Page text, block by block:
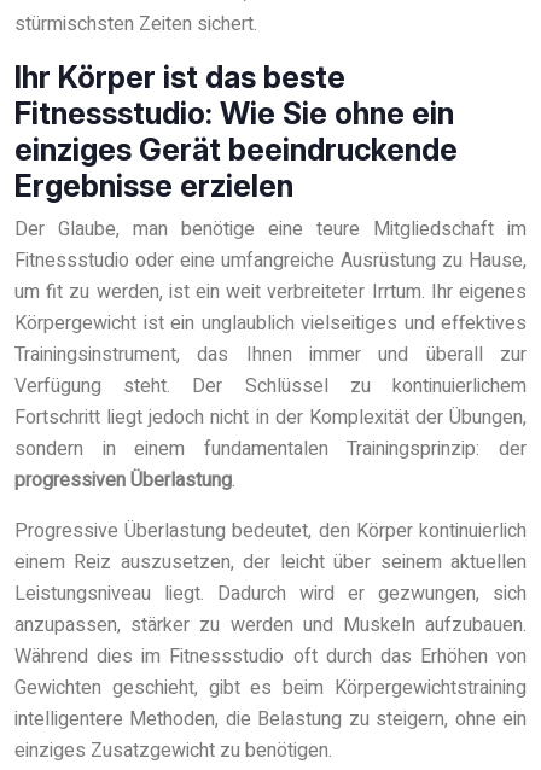
stürmischsten Zeiten sichert.
Ihr Körper ist das beste
Fitnessstudio: Wie Sie ohne ein
einziges Gerät beeindruckende
Ergebnisse erzielen
Der Glaube, man benötige eine teure Mitgliedschaft im
Fitnessstudio oder eine umfangreiche Ausrüstung zu Hause,
um fit zu werden, ist ein weit verbreiteter Irrtum. Ihr eigenes
Körpergewicht ist ein unglaublich vielseitiges und effektives
Trainingsinstrument, das Ihnen immer und überall zur
Verfügung steht. Der Schlüssel zu kontinuierlichem
Fortschritt liegt jedoch nicht in der Komplexität der Übungen,
sondern in einem fundamentalen Trainingsprinzip: der
progressiven Überlastung.
Progressive Überlastung bedeutet, den Körper kontinuierlich
einem Reiz auszusetzen, der leicht über seinem aktuellen
Leistungsniveau liegt. Dadurch wird er gezwungen, sich
anzupassen, stärker zu werden und Muskeln aufzubauen.
Während dies im Fitnessstudio oft durch das Erhöhen von
Gewichten geschieht, gibt es beim Körpergewichtstraining
intelligentere Methoden, die Belastung zu steigern, ohne ein
einziges Zusatzgewicht zu benötigen.